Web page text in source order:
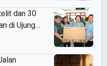
dan 30
di Ujung